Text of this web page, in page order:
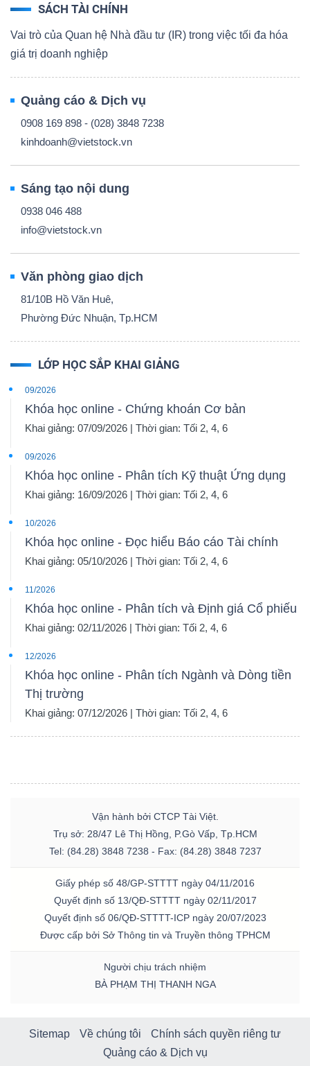
SÁCH TÀI CHÍNH
Vai trò của Quan hệ Nhà đầu tư (IR) trong việc tối đa hóa
giá trị doanh nghiệp
Quảng cáo & Dịch vụ
0908 169 898 - (028) 3848 7238
kinhdoanh@vietstock.vn
Sáng tạo nội dung
0938 046 488
info@vietstock.vn
Văn phòng giao dịch
81/10B Hồ Văn Huê,
Phường Đức Nhuận, Tp.HCM
LỚP HỌC SẮP KHAI GIẢNG
09/2026
Khóa học online - Chứng khoán Cơ bản
Khai giảng: 07/09/2026 | Thời gian: Tối 2, 4, 6
09/2026
Khóa học online - Phân tích Kỹ thuật Ứng dụng
Khai giảng: 16/09/2026 | Thời gian: Tối 2, 4, 6
10/2026
Khóa học online - Đọc hiểu Báo cáo Tài chính
Khai giảng: 05/10/2026 | Thời gian: Tối 2, 4, 6
11/2026
Khóa học online - Phân tích và Định giá Cổ phiếu
Khai giảng: 02/11/2026 | Thời gian: Tối 2, 4, 6
12/2026
Khóa học online - Phân tích Ngành và Dòng tiền
Thị trường
Khai giảng: 07/12/2026 | Thời gian: Tối 2, 4, 6
Vận hành bởi CTCP Tài Việt.
Trụ sở: 28/47 Lê Thị Hồng, P.Gò Vấp, Tp.HCM
Tel: (84.28) 3848 7238 - Fax: (84.28) 3848 7237
Giấy phép số 48/GP-STTTT ngày 04/11/2016
Quyết định số 13/QĐ-STTTT ngày 02/11/2017
Quyết định số 06/QĐ-STTTT-ICP ngày 20/07/2023
Được cấp bởi Sở Thông tin và Truyền thông TPHCM
Người chịu trách nhiệm
BÀ PHẠM THỊ THANH NGA
Sitemap Về chúng tôi
Chính sách quyền riêng tư
Quảng cáo & Dịch vụ